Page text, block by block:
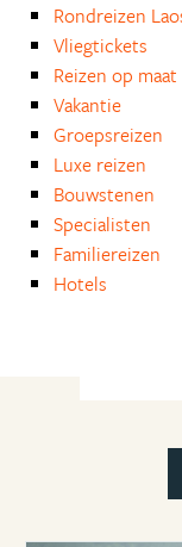
Rondreizen
Vliegtickets
Reizen op maat
Vakantie
Groepsreizen
Luxe reizen
Bouwstenen
Specialisten
Familiereizen
Hotels